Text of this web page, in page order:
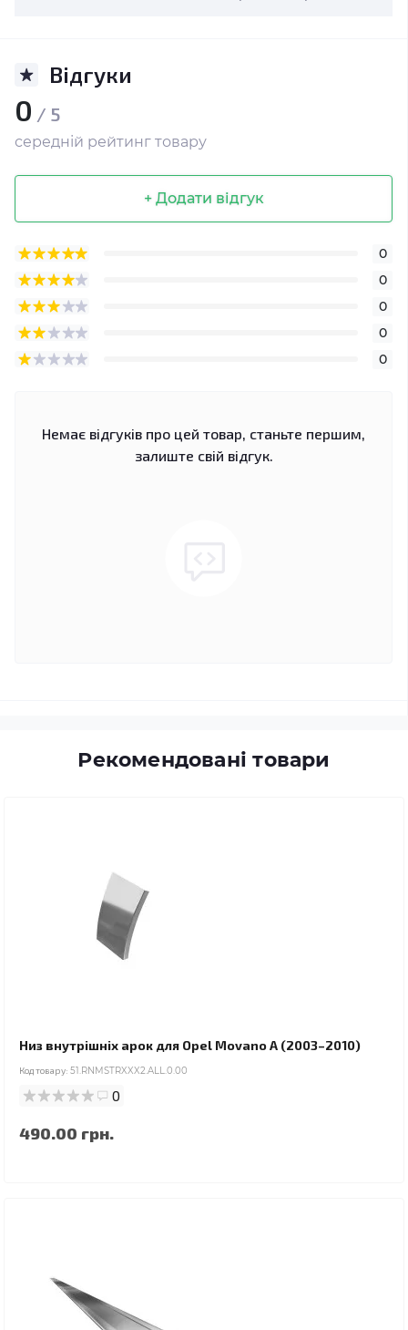
Відгуки
0 / 5
середній рейтинг товару
+ Додати відгук
0
0
0
0
0
Немає відгуків про цей товар, станьте першим,
залиште свій відгук.
Рекомендовані товари
Низ внутрішніх арок для Opel Movano A (2003–2010)
Код товару: 51.RNMSTRXXX2.ALL.0.00
0
490.00 грн.